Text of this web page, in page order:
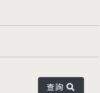
查詢